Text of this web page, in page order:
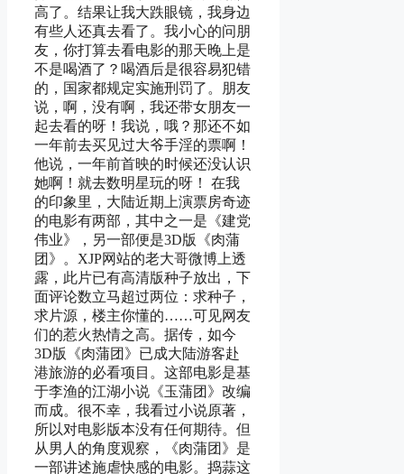
高了。结果让我大跌眼镜，我身边
有些人还真去看了。我小心的问朋
友，你打算去看电影的那天晚上是
不是喝酒了？喝酒后是很容易犯错
的，国家都规定实施刑罚了。朋友
说，啊，没有啊，我还带女朋友一
起去看的呀！我说，哦？那还不如
一年前去买见过大爷手淫的票啊！
他说，一年前首映的时候还没认识
她啊！就去数明星玩的呀！ 在我
的印象里，大陆近期上演票房奇迹
的电影有两部，其中之一是《建党
伟业》，另一部便是3D版《肉蒲
团》。XJP网站的老大哥微博上透
露，此片已有高清版种子放出，下
面评论数立马超过两位：求种子，
求片源，楼主你懂的……可见网友
们的惹火热情之高。据传，如今
3D版《肉蒲团》已成大陆游客赴
港旅游的必看项目。这部电影是基
于李渔的江湖小说《玉蒲团》改编
而成。很不幸，我看过小说原著，
所以对电影版本没有任何期待。但
从男人的角度观察，《肉蒲团》是
一部讲述施虐快感的电影。捣蒜这